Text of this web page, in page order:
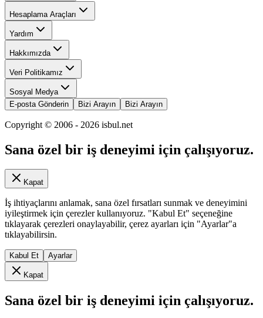
Hesaplama Araçları
Yardım
Hakkımızda
Veri Politikamız
Sosyal Medya
E-posta Gönderin
Bizi Arayın Bizi Arayın
Copyright © 2006 - 2026 isbul.net
Sana özel bir iş deneyimi için çalışıyoruz.
Kapat
İş ihtiyaçlarını anlamak, sana özel fırsatları sunmak ve deneyimini
iyileştirmek için çerezler kullanıyoruz. "Kabul Et" seçeneğine
tıklayarak çerezleri onaylayabilir, çerez ayarları için "Ayarlar"a
tıklayabilirsin.
Kabul Et Ayarlar
Kapat
Sana özel bir iş deneyimi için çalışıyoruz.